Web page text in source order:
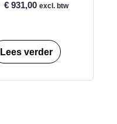
€931,00 excl. btw
Lees verder